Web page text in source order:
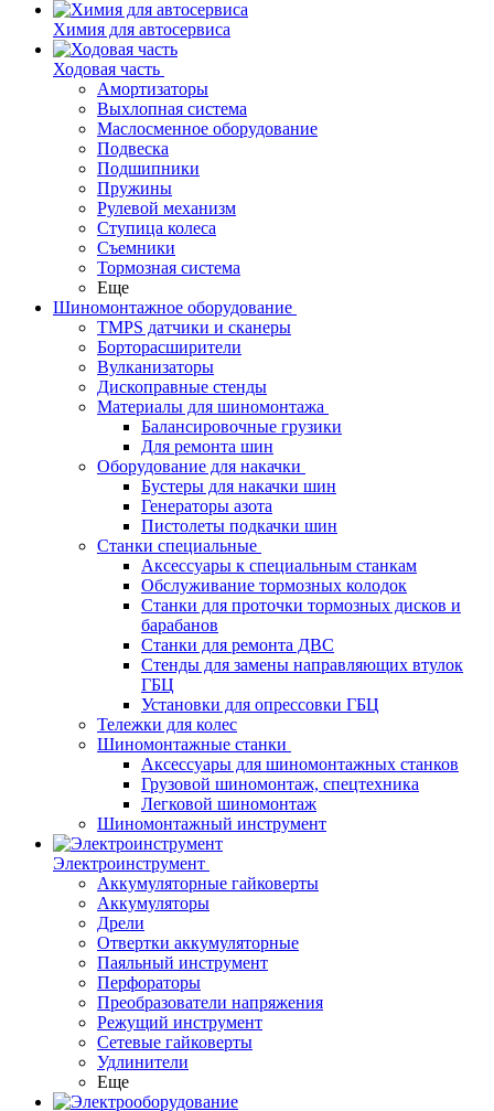
Химия для автосервиса
Ходовая часть
Амортизаторы
Выхлопная система
Маслосменное оборудование
Подвеска
Подшипники
Пружины
Рулевой механизм
Ступица колеса
Съемники
Тормозная система
Еще
Шиномонтажное оборудование
TMPS датчики и сканеры
Борторасширители
Вулканизаторы
Дископравные стенды
Материалы для шиномонтажа
Балансировочные грузики
Для ремонта шин
Оборудование для накачки
Бустеры для накачки шин
Генераторы азота
Пистолеты подкачки шин
Станки специальные
Аксессуары к специальным станкам
Обслуживание тормозных колодок
Станки для проточки тормозных дисков и
барабанов
Станки для ремонта ДВС
Стенды для замены направляющих втулок
ГБЦ
Установки для опрессовки ГБЦ
Тележки для колес
Шиномонтажные станки
Аксессуары для шиномонтажных станков
Грузовой шиномонтаж, спецтехника
Легковой шиномонтаж
Шиномонтажный инструмент
Электроинструмент
Аккумуляторные гайковерты
Аккумуляторы
Дрели
Отвертки аккумуляторные
Паяльный инструмент
Перфораторы
Преобразователи напряжения
Режущий инструмент
Сетевые гайковерты
Удлинители
Еще